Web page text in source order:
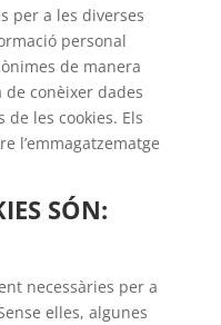
per a les diverses
personal
de manera
conèixer dades
les cookies. Els
l’emmagatzematge
SÓN:
necessàries per a
elles, algunes